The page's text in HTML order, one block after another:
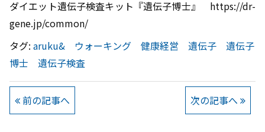
ダイエット遺伝子検査キット『遺伝子博士』 https://dr-
gene.jp/common/
タグ: aruku& ウォーキング 健康経営 遺伝子
遺伝子
博士
遺伝子検査
前の記事へ 次の記事へ